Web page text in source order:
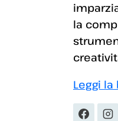
la
Leggi